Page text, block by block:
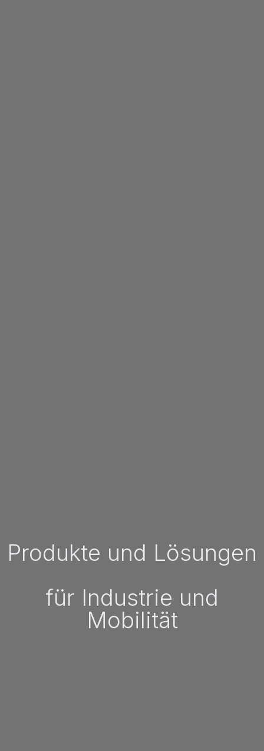
Produkte und Lösungen
für Industrie und
Mobilität